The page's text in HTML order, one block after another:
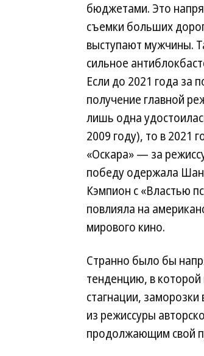
бюджетами. Это
съемки больших
выступают мужчины.
сильное
Если до 2021 года за
получение главной
лишь одна
2009 году), то в 2021
«Оскара» — за
победу одержала Шан
Кэмпион с «Властью
повлияла на
мирового кино.
Странно было бы
тенденцию, в
стагнации,
из режиссуры
продолжающим свой